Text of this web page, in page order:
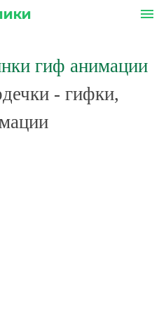
menu
гиф анимации
- гифки,